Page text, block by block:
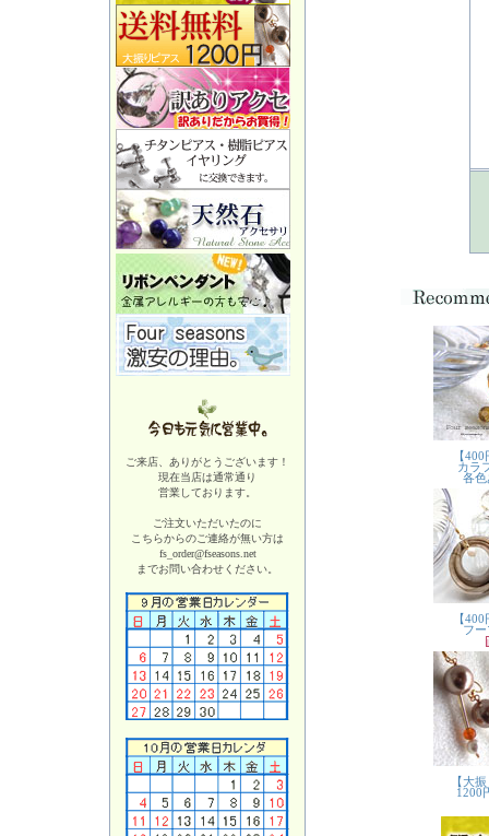
ご来店、ありがとうございます！
現在当店は通常通り
営業しております。
ご注文いただいたのに
こちらからのご連絡が無い方は
fs_order@fseasons.net
までお問い合わせください。